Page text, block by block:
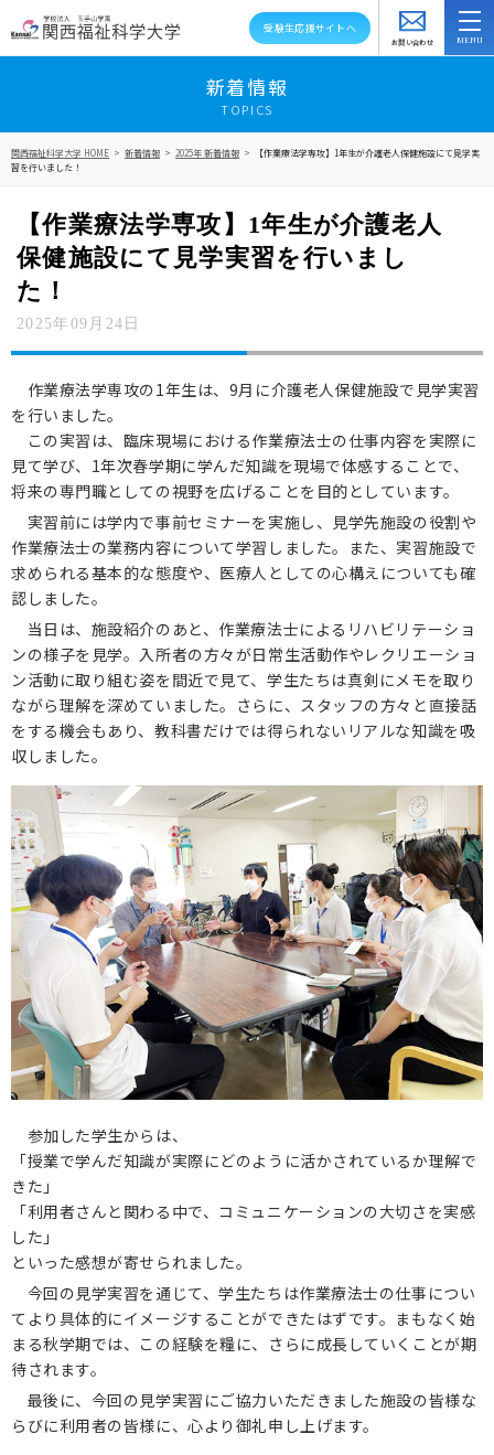
受験生応援サイトへ
お問い合わせ
アクセス
学部・学科・大学院
教員紹介
キャンパスライフ
資格就職キャリア
高大連携・地域連携
入試情報
在学生の方へ
保護者の方へ
卒業生の方へ
企業の方へ
地域・一般の方へ
新着情報
TOPICS
関西福祉科学大学 HOME > 新着情報 > 2025年 新着情報 >
【作業療法学専攻】1年生が介護老人保健施設にて見学実
習を行いました！
【作業療法学専攻】1年生が介護老人
保健施設にて見学実習を行いまし
た！
2025年09月24日
作業療法学専攻の1年生は、9月に介護老人保健施設で見学実習
を行いました。
この実習は、臨床現場における作業療法士の仕事内容を実際に
見て学び、1年次春学期に学んだ知識を現場で体感することで、
将来の専門職としての視野を広げることを目的としています。
実習前には学内で事前セミナーを実施し、見学先施設の役割や
作業療法士の業務内容について学習しました。また、実習施設で
求められる基本的な態度や、医療人としての心構えについても確
認しました。
当日は、施設紹介のあと、作業療法士によるリハビリテーショ
ンの様子を見学。入所者の方々が日常生活動作やレクリエーショ
ン活動に取り組む姿を間近で見て、学生たちは真剣にメモを取り
ながら理解を深めていました。さらに、スタッフの方々と直接話
をする機会もあり、教科書だけでは得られないリアルな知識を吸
収しました。
参加した学生からは、
「授業で学んだ知識が実際にどのように活かされているか理解で
きた」
「利用者さんと関わる中で、コミュニケーションの大切さを実感
した」
といった感想が寄せられました。
今回の見学実習を通じて、学生たちは作業療法士の仕事につい
てより具体的にイメージすることができたはずです。まもなく始
まる秋学期では、この経験を糧に、さらに成長していくことが期
待されます。
最後に、今回の見学実習にご協力いただきました施設の皆様な
らびに利用者の皆様に、心より御礼申し上げます。